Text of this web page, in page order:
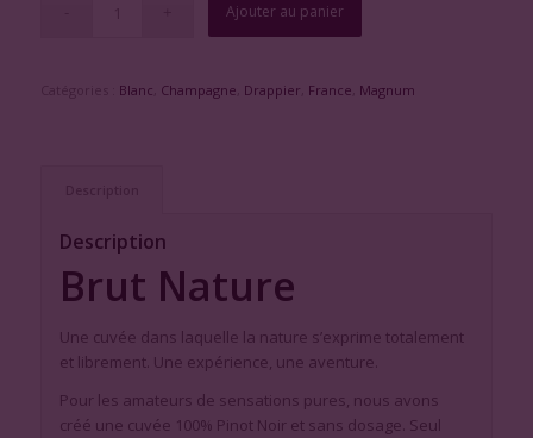
Ajouter au panier
Blanc Champagne Drappier France Magnum
Description
Brut Nature
Une cuvée dans laquelle la nature s’exprime totalement
et librement. Une expérience, une aventure.
Pour les amateurs de sensations pures, nous avons
créé une cuvée 100% Pinot Noir et sans dosage. Seul